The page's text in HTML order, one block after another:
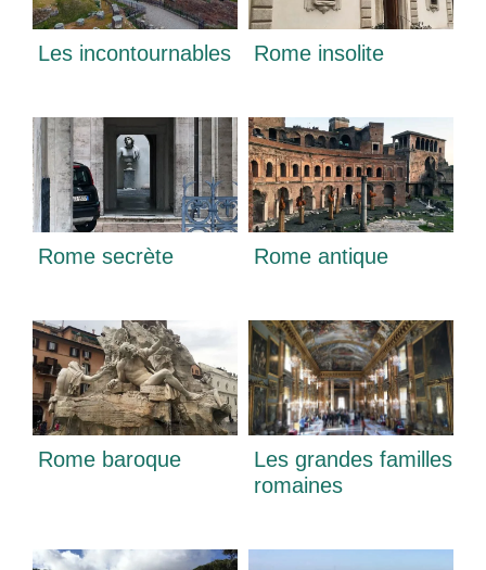
Les incontournables Rome insolite
Rome secrète Rome antique
Rome baroque
Les grandes familles
romaines